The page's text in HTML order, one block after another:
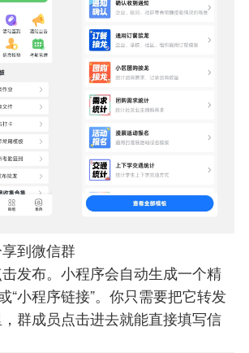
到微信群
发布。小程序会自动生成一个精
“小程序链接”。你只需要把它转发
群成员点击进去就能直接填写信